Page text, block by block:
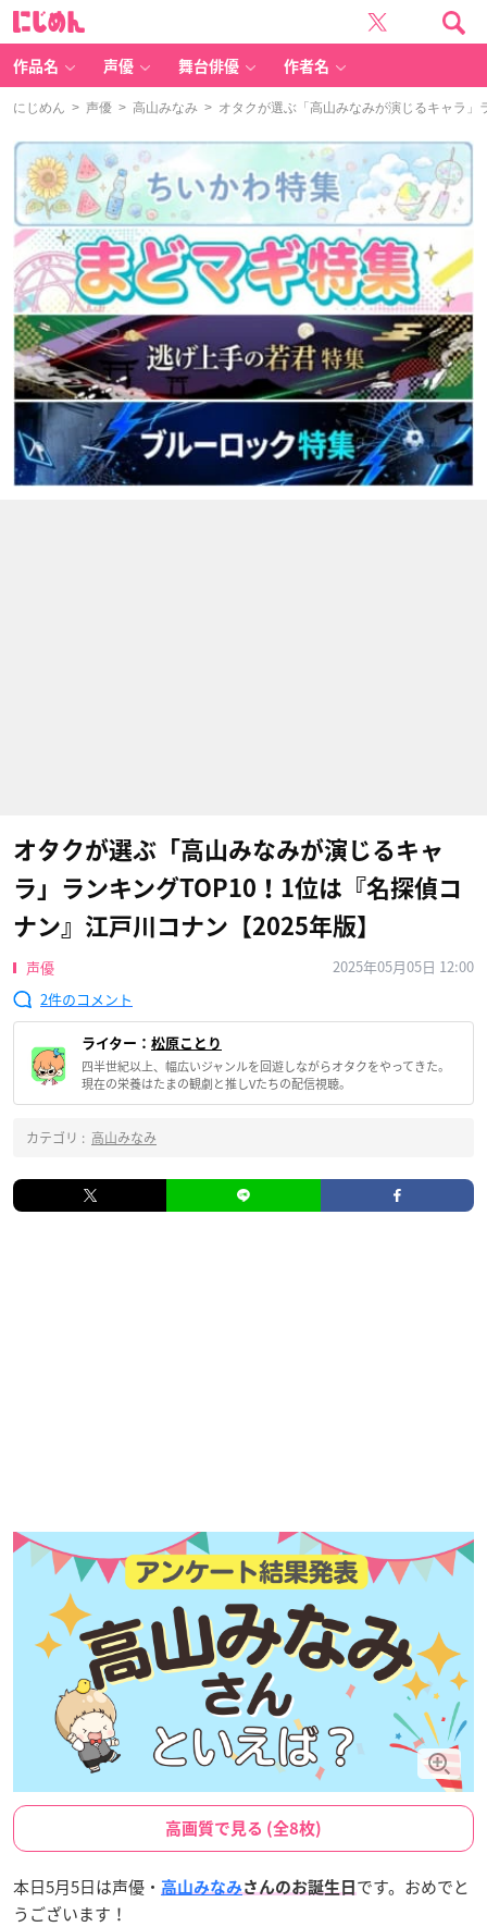
作品名 声優 舞台俳優 作者名
にじめん > 声優 > 高山みなみ > オタクが選ぶ「高山みなみが演じるキャラ
オタクが選ぶ「高山みなみが演じるキャ
ラ」ランキングTOP10！1位は『名探偵コ
ナン』江戸川コナン【2025年版】
声優
2025年05月05日 12:00
2
ライター： 松原ことり
四半世紀以上、幅広いジャンルを回遊しながらオタクをやってきた。
現在の栄養はたまの観劇と推しVたちの配信視聴。
カテゴリ : 高山みなみ
高画質で見る (全8枚)
本日5月5日は声優・ 高山みなみさんのお誕生日 です。おめでと
うございます！